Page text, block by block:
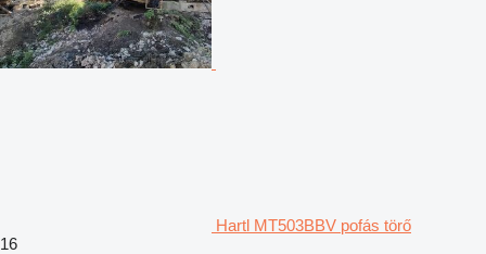
Hartl MT503BBV pofás törő
16